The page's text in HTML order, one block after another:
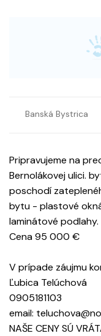
Banská Bystrica
Pripravujeme na
Bernolákovej ulici.
poschodí
bytu - plastové
laminátové
Cena 95 000 €
V prípade záujmu
Ľubica Telúchová
0905181103
email:
NAŠE CENY SÚ